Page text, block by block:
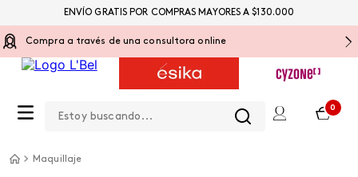
Compra a través de una consultora online
0
ENVÍO GRATIS POR COMPRAS MAYORES A $130.000
Maquillaje